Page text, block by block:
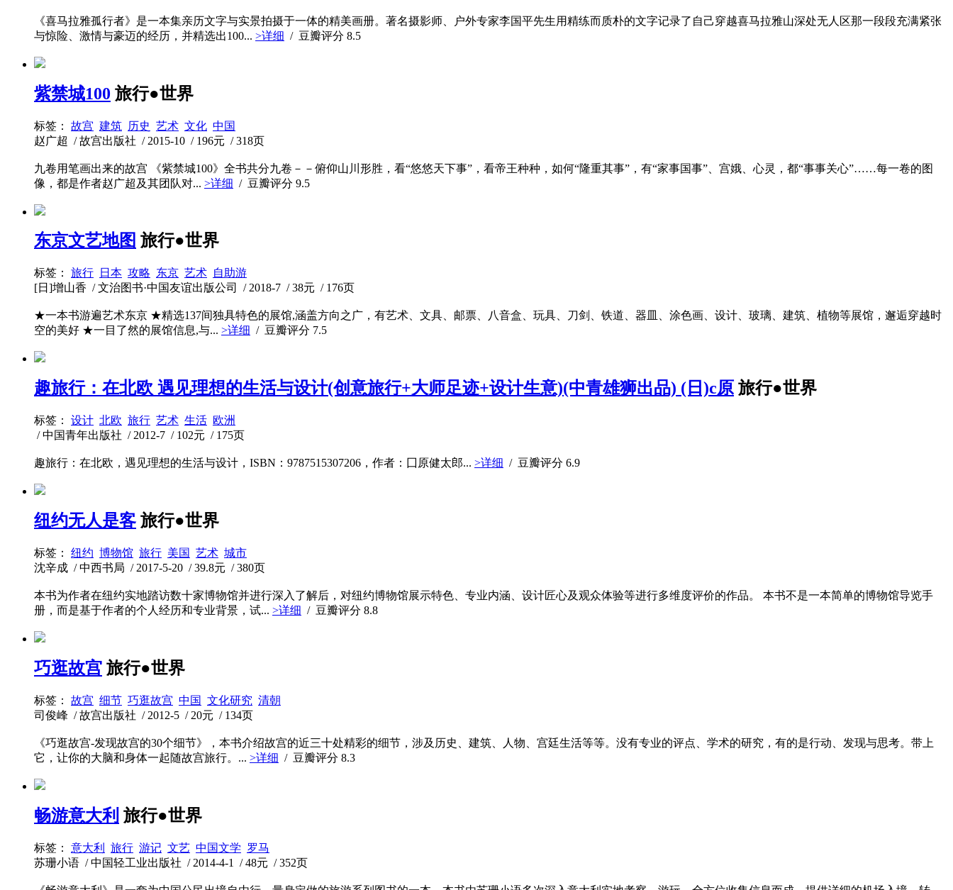
《喜马拉雅孤行者》是一本集亲历文字与实景拍摄于一体的精美画册。著名摄影师、户外专家李国平先生用精练而质朴的文字记录了自己穿越喜马拉雅山深处无人区那一段段充满紧张
与惊险、激情与豪迈的经历，并精选出100... >详细 / 豆瓣评分 8.5
紫禁城100 旅行●世界
标签： 故宫 建筑 历史 艺术 文化 中国
赵广超 / 故宫出版社 / 2015-10 / 196元 / 318页
九卷用笔画出来的故宫 《紫禁城100》全书共分九卷－－俯仰山川形胜，看“悠悠天下事”，看帝王种种，如何“隆重其事”，有“家事国事”、宫娥、心灵，都“事事关心”……每一卷的图
像，都是作者赵广超及其团队对... >详细 / 豆瓣评分 9.5
东京文艺地图 旅行●世界
标签： 旅行 日本 攻略 东京 艺术 自助游
[日]增山香 / 文治图书·中国友谊出版公司 / 2018-7 / 38元 / 176页
★一本书游遍艺术东京 ★精选137间独具特色的展馆,涵盖方向之广，有艺术、文具、邮票、八音盒、玩具、刀剑、铁道、器皿、涂色画、设计、玻璃、建筑、植物等展馆，邂逅穿越时
空的美好 ★一目了然的展馆信息,与... >详细 / 豆瓣评分 7.5
趣旅行：在北欧 遇见理想的生活与设计(创意旅行+大师足迹+设计生意)(中青雄狮出品) (日)c原 旅行●世界
标签： 设计 北欧 旅行 艺术 生活 欧洲
/ 中国青年出版社 / 2012-7 / 102元 / 175页
趣旅行：在北欧，遇见理想的生活与设计，ISBN：9787515307206，作者：囗原健太郎... >详细 / 豆瓣评分 6.9
纽约无人是客 旅行●世界
标签： 纽约 博物馆 旅行 美国 艺术 城市
沈辛成 / 中西书局 / 2017-5-20 / 39.8元 / 380页
本书为作者在纽约实地踏访数十家博物馆并进行深入了解后，对纽约博物馆展示特色、专业内涵、设计匠心及观众体验等进行多维度评价的作品。 本书不是一本简单的博物馆导览手
册，而是基于作者的个人经历和专业背景，试... >详细 / 豆瓣评分 8.8
巧逛故宫 旅行●世界
标签： 故宫 细节 巧逛故宫 中国 文化研究 清朝
司俊峰 / 故宫出版社 / 2012-5 / 20元 / 134页
《巧逛故宫-发现故宫的30个细节》，本书介绍故宫的近三十处精彩的细节，涉及历史、建筑、人物、宫廷生活等等。没有专业的评点、学术的研究，有的是行动、发现与思考。带上
它，让你的大脑和身体一起随故宫旅行。... >详细 / 豆瓣评分 8.3
畅游意大利 旅行●世界
标签： 意大利 旅行 游记 文艺 中国文学 罗马
苏珊小语 / 中国轻工业出版社 / 2014-4-1 / 48元 / 352页